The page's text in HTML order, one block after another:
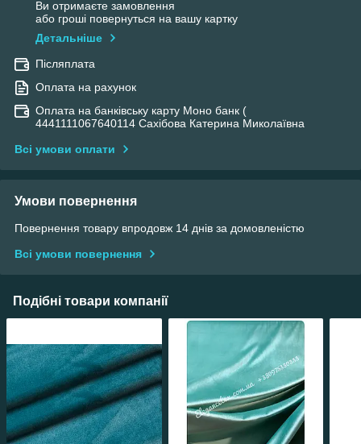
Ви отримаєте замовлення
або гроші повернуться на вашу картку
Детальніше
Післяплата
Оплата на рахунок
Оплата на банківську карту Моно банк (
4441111067640114 Сахібова Катерина Миколаївна
Всі умови оплати
Умови повернення
Повернення товару впродовж 14 днів за домовленістю
Всі умови повернення
Подібні товари компанії